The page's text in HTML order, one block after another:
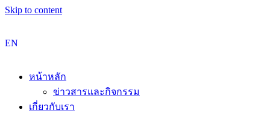
Skip to content
EN
หน้าหลัก
ข่าวสารและกิจกรรม
เกี่ยวกับเรา